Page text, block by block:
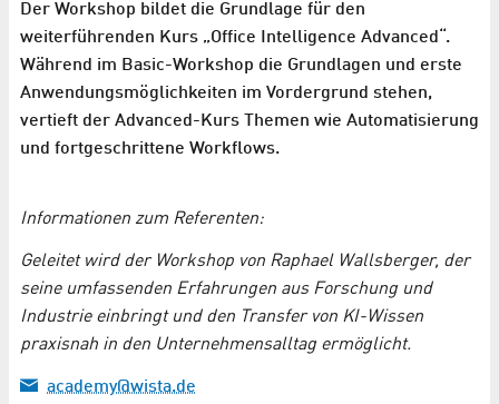
Der Workshop bildet die Grundlage für den
weiterführenden Kurs „Office Intelligence Advanced“.
Während im Basic-Workshop die Grundlagen und erste
Anwendungsmöglichkeiten im Vordergrund stehen,
vertieft der Advanced-Kurs Themen wie Automatisierung
und fortgeschrittene Workflows.
Informationen zum Referenten:
Geleitet wird der Workshop von Raphael Wallsberger, der
seine umfassenden Erfahrungen aus Forschung und
Industrie einbringt und den Transfer von KI-Wissen
praxisnah in den Unternehmensalltag ermöglicht.
academy@wista.de